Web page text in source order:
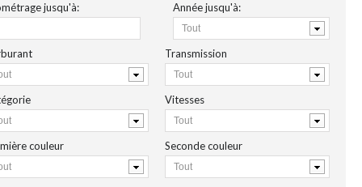
jusqu'à: Annéejusqu'à:
Transmission
Vitesses
couleur Seconde couleur